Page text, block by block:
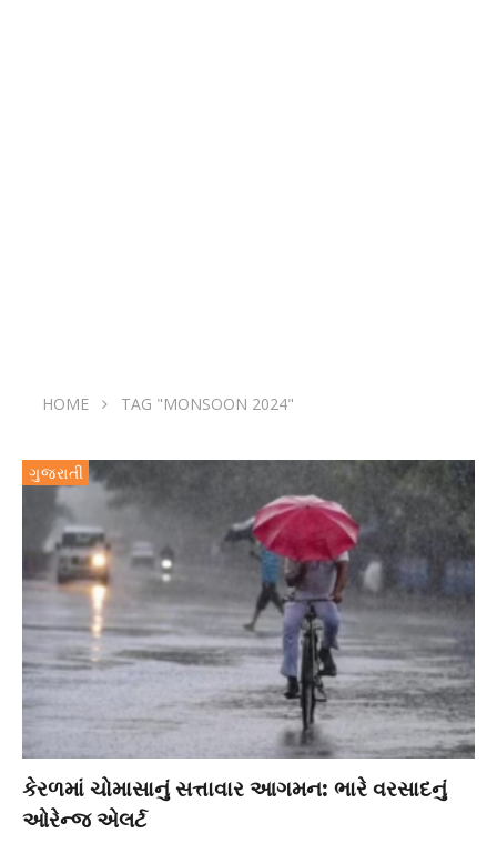
HOME TAG "MONSOON 2024"
ગુજરાતી
કેરળમાં ચોમાસાનું સત્તાવાર આગમન: ભારે વરસાદનું
ઓરેન્જ એલર્ટ